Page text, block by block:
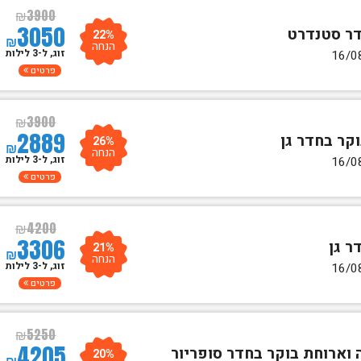
₪3900
₪3050 22%
הנחה זוג, ל-3 לילות
פרטים
₪3900
₪2889 26%
הנחה זוג, ל-3 לילות
פרטים
₪4200
₪3306 21%
הנחה זוג, ל-3 לילות
פרטים
₪5250
20%